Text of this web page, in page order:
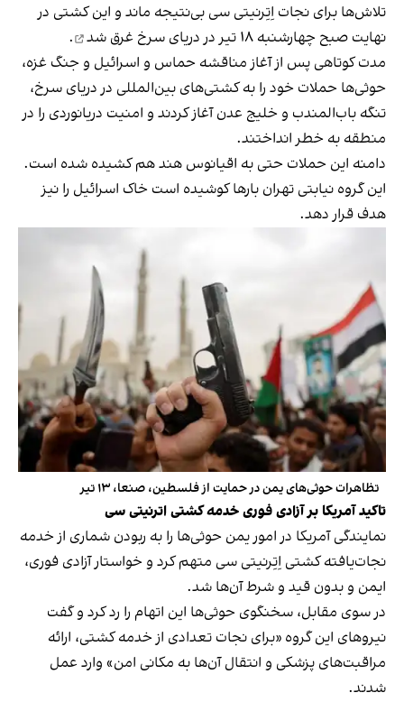
تلاش‌ها برای نجات اِتِرنیتی سی بی‌نتیجه ماند و این کشتی در
نهایت صبح چهارشنبه ۱۸ تیر در دریای سرخ
غرق شد
.
مدت کوتاهی پس از آغاز مناقشه حماس و اسرائیل و جنگ غزه،
حوثی‌ها حملات خود را به کشتی‌های بین‌المللی در دریای سرخ،
تنگه باب‌المندب و خلیج عدن آغاز کردند و امنیت دریانوردی را در
منطقه به خطر انداختند.
دامنه این حملات حتی به اقیانوس هند هم کشیده شده است.
این گروه نیابتی تهران بارها کوشیده‌ است خاک اسرائیل را نیز
هدف قرار دهد.
تظاهرات حوثی‌های یمن در حمایت از فلسطین، صنعا، ۱۳ تیر
تاکید آمریکا بر آزادی فوری خدمه کشتی اترنیتی سی
نمایندگی آمریکا در امور یمن حوثی‌ها را به ربودن شماری از خدمه
نجات‌یافته کشتی اِتِرنیتی سی متهم کرد و خواستار آزادی فوری،
ایمن و بدون قید و شرط آن‌ها شد.
در سوی مقابل، سخنگوی حوثی‌ها این اتهام را رد کرد و گفت
نیروهای این گروه «برای نجات تعدادی از خدمه کشتی، ارائه
مراقبت‌های پزشکی و انتقال آن‌ها به مکانی امن» وارد عمل
شدند.